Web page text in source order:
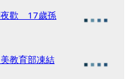
夜歡 17歲孫
教育部凍結